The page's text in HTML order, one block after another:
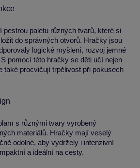
pestrou paletu různých tvarů, které si
do správných otvorů. Hračky jsou
logické myšlení, rozvoj jemné
pomocí této hračky se děti učí nejen
také procvičují trpělivost při pokusech
s různými tvary vyrobený
materiálů. Hračky mají veselý
odolné, aby vydržely i intenzivní
a ideální na cesty.